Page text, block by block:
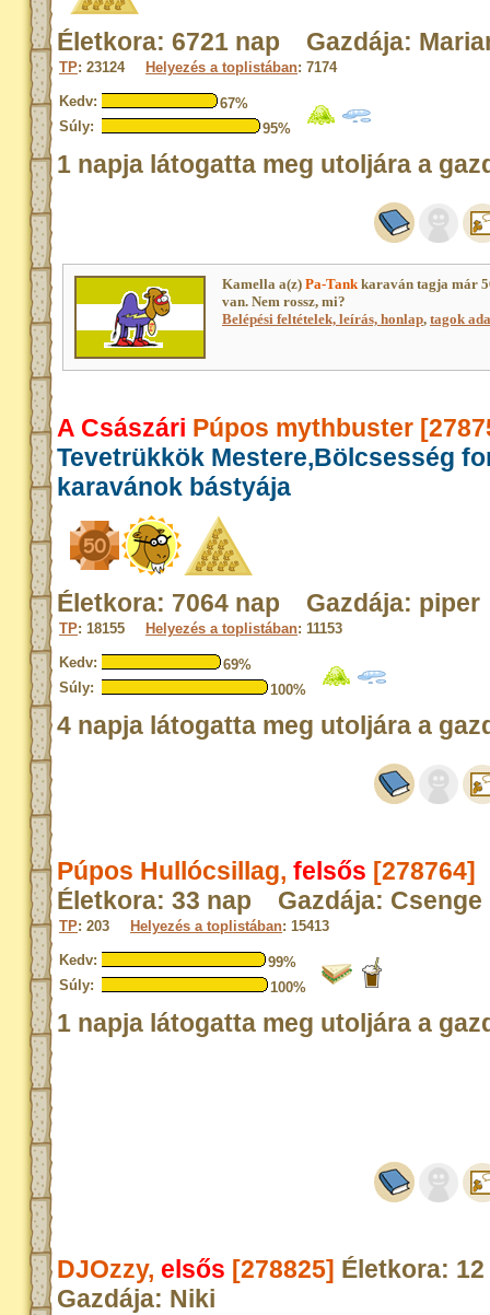
Életkora: 6721 nap Gazdája:
TP: 23124 Helyezés a toplistában: 7174
Kedv:
67%
Súly:
95%
1 napja látogatta meg utoljára a
Kamella a(z) Pa-Tankkaraván tagja már
van. Nem rossz, mi?
Belépési feltételek, leírás, honlap, tagok
A Császári Púpos mythbuster
Tevetrükkök Mestere,Bölcsesség
karavánok bástyája
Életkora: 7064 nap Gazdája: piper
TP: 18155 Helyezés a toplistában: 11153
Kedv:
69%
Súly:
100%
4 napja látogatta meg utoljára a
Púpos Hullócsillag, felsős [278764]
Életkora: 33 nap Gazdája: Csenge
TP: 203 Helyezés a toplistában: 15413
Kedv:
99%
Súly:
100%
1 napja látogatta meg utoljára a
DJOzzy, elsős [278825] Életkora:
Gazdája: Niki